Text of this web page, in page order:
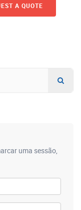
A QUOTE
uma sessão,